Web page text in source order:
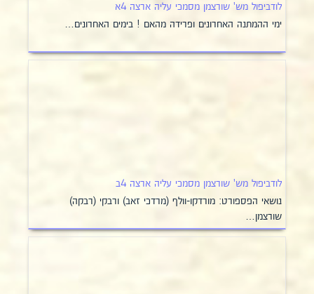
לודביפול מש' שורצמן מסמכי עליה ארצה 4א
ימי ההמתנה האחרונים ופרידה מהאם ! בימים האחרונים…
לודביפול מש' שורצמן מסמכי עליה ארצה 4ב
נושאי הפספורט: מורדקו-וולף (מרדכי זאב) ורבקי (רבקה)
שורצמן…